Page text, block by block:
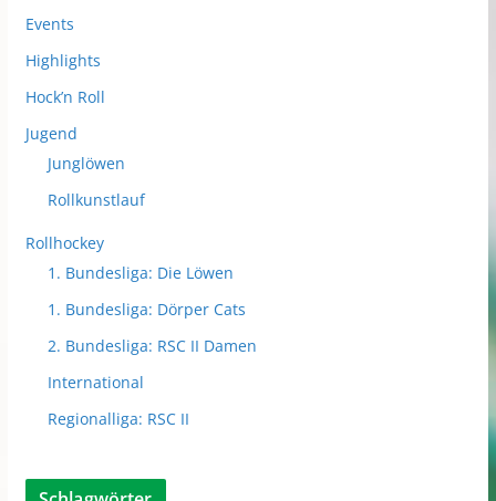
Events
Highlights
Hock’n Roll
Jugend
Junglöwen
Rollkunstlauf
Rollhockey
1. Bundesliga: Die Löwen
1. Bundesliga: Dörper Cats
2. Bundesliga: RSC II Damen
International
Regionalliga: RSC II